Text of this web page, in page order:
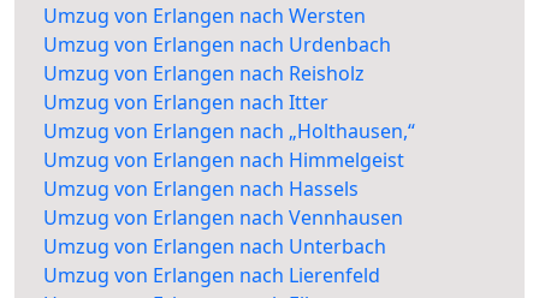
Umzug von Erlangen nach Wersten
Umzug von Erlangen nach Urdenbach
Umzug von Erlangen nach Reisholz
Umzug von Erlangen nach Itter
Umzug von Erlangen nach „Holthausen,“
Umzug von Erlangen nach Himmelgeist
Umzug von Erlangen nach Hassels
Umzug von Erlangen nach Vennhausen
Umzug von Erlangen nach Unterbach
Umzug von Erlangen nach Lierenfeld